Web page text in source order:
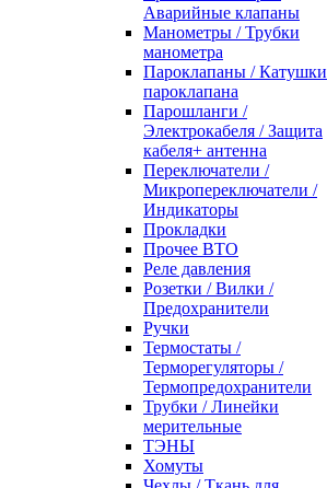
Аварийные клапаны
Манометры / Трубки
манометра
Пароклапаны / Катушки
пароклапана
Парошланги /
Электрокабеля / Защита
кабеля+ антенна
Переключатели /
Микропереключатели /
Индикаторы
Прокладки
Прочее ВТО
Реле давления
Розетки / Вилки /
Предохранители
Ручки
Термостаты /
Терморегуляторы /
Термопредохранители
Трубки / Линейки
мерительные
ТЭНЫ
Хомуты